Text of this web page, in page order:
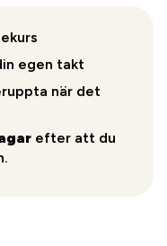
egen takt
när det
efter att du